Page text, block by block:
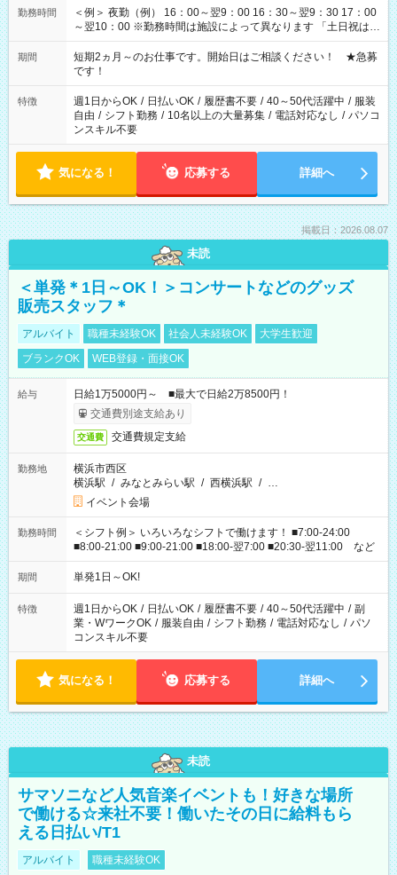
勤務時間
＜例＞ 夜勤（例） 16：00～翌9：00 16：30～翌9：30 17：00
～翌10：00 ※勤務時間は施設によって異なります 「土日祝は休
みたい」 「しっかり稼ぎたい」 「もう少し遅い時間から始めた
い」など ご希望にあったお仕事をご案内いたします。 ※未経験
の方の場合は1～2ヶ月間は日中での仕事を経験いただき、 お
仕事に慣れてからの夜勤になります。 ★家庭の都合でお休みが
必要な場合も遠慮なくご相談ください。
期間
短期2ヵ月～のお仕事です。開始日はご相談ください！ ★急募
です！
特徴 週1日からOK / 日払いOK / 履歴書不要 / 40～50代活躍中 / 服装
自由 / シフト勤務 / 10名以上の大量募集 / 電話対応なし / パソコ
ンスキル不要
気になる！ 応募する 詳細へ
掲載日：2026.08.07
未読
＜単発＊1日～OK！＞コンサートなどのグッズ
販売スタッフ＊
アルバイト 職種未経験OK 社会人未経験OK
大学生歓迎
ブランクOK
WEB登録・面接OK
給与
日給1万5000円～ ■最大で日給2万8500円！
交通費別途支給あり
交通費 交通費規定支給
勤務地
横浜市西区
横浜駅 / みなとみらい駅 / 西横浜駅 / …
イベント会場
勤務時間
＜シフト例＞ いろいろなシフトで働けます！ ■7:00-24:00
■8:00-21:00 ■9:00-21:00 ■18:00-翌7:00 ■20:30-翌11:00 など
期間 単発1日～OK!
特徴 週1日からOK / 日払いOK / 履歴書不要 / 40～50代活躍中 / 副
業・WワークOK / 服装自由 / シフト勤務 / 電話対応なし / パソ
コンスキル不要
気になる！ 応募する 詳細へ
未読
サマソニなど人気音楽イベントも！好きな場所
で働ける☆来社不要！働いたその日に給料もら
える日払い/T1
アルバイト 職種未経験OK